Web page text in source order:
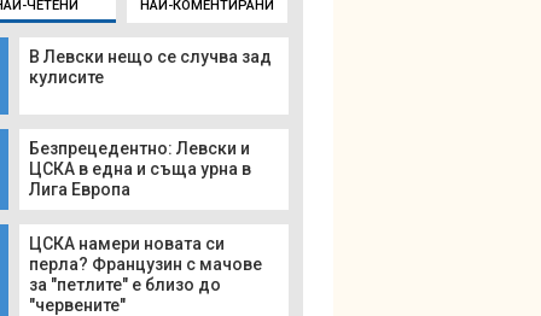
ЧЕТЕНИ НАЙ-КОМЕНТИРАНИ
В Левски нещо се случва зад
кулисите
Безпрецедентно: Левски и
ЦСКА в една и съща урна в
Лига Европа
ЦСКА намери новата си
перла? Французин с мачове
за "петлите" е близо до
"червените"